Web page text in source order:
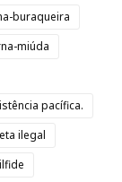
buraqueira
miúda
pacífica.
ilegal